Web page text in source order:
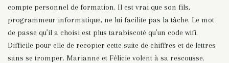
compte personnel de formation. Il est vrai que son fils,
programmeur informatique, ne lui facilite pas la tâche. Le mot
de passe qu’il a choisi est plus tarabiscoté qu’un code wifi.
Difficile pour elle de recopier cette suite de chiffres et de lettres
sans se tromper. Marianne et Félicie volent à sa rescousse.